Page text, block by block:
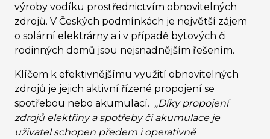
výroby vodíku prostřednictvím obnovitelných
zdrojů. V Českých podmínkách je největší zájem
o solární elektrárny a i v případě bytových či
rodinných domů jsou nejsnadnějším řešením.
Klíčem k efektivnějšímu využití obnovitelných
zdrojů je jejich aktivní řízené propojení se
spotřebou nebo akumulací. „Díky propojení
zdrojů elektřiny a spotřeby či akumulace je
uživatel schopen předem i operativně